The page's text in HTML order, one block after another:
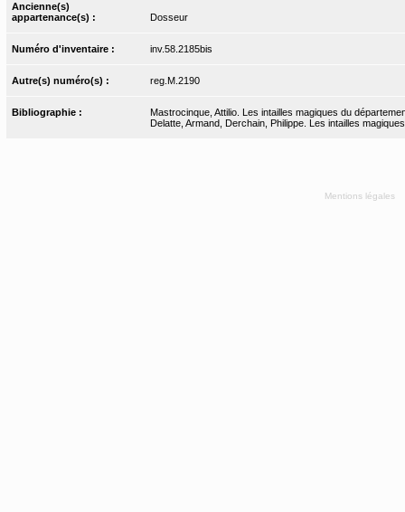
Ancienne(s)
appartenance(s) :
Dosseur
Numéro d'inventaire : inv.58.2185bis
Autre(s) numéro(s) : reg.M.2190
Bibliographie :
Mastrocinque, Attilio. Les intailles magiques du
Delatte, Armand, Derchain, Philippe. Les intailles
Mentions légales